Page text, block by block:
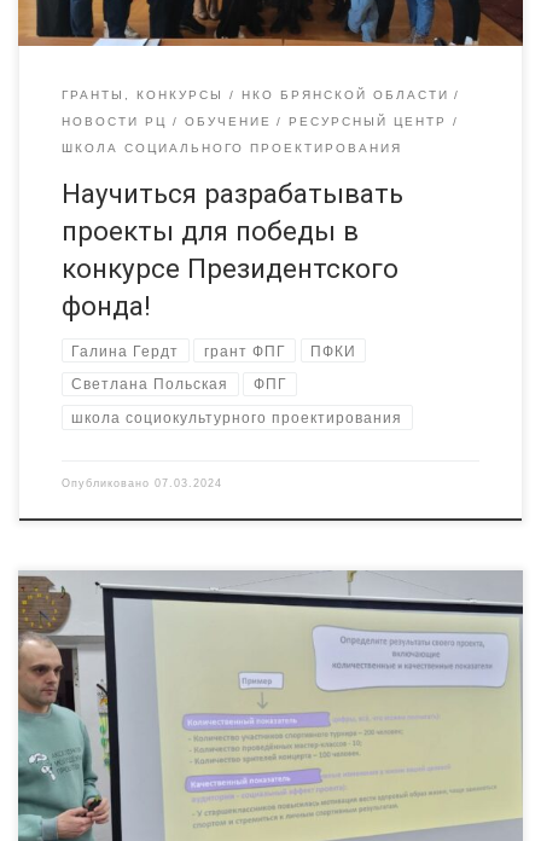
ГРАНТЫ, КОНКУРСЫ
НКО БРЯНСКОЙ ОБЛАСТИ
НОВОСТИ РЦ
ОБУЧЕНИЕ
РЕСУРСНЫЙ ЦЕНТР
ШКОЛА СОЦИАЛЬНОГО ПРОЕКТИРОВАНИЯ
Научиться разрабатывать
проекты для победы в
конкурсе Президентского
фонда!
Галина Гердт грант ФПГ ПФКИ
Светлана Польская ФПГ
школа социокультурного проектирования
Опубликовано 07.03.2024
На базе ресурсного центра «Радимичи» в г. Новозыбкове
состоялись семинары, где эксперт по социальному
проектированию Сергей Тощенко (г. Брянск) рассказал, как
правильно подготовить заявку на грантовый конкурс
«Росмолодёжь.Гранты». Это конкурс, в котором могут
принять участие физлица от 14 до 35 лет, в нём огромное
количество номинаций. Интересно, что за несколько […]